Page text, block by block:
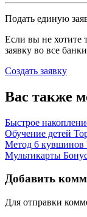
Подать единую
Если вы не хотите
заявку во все
Создать заявку
Вас также
Быстрое
Обучение детей
Метод 6 кувшинов
Мультикарты
Добавить
Для отправки